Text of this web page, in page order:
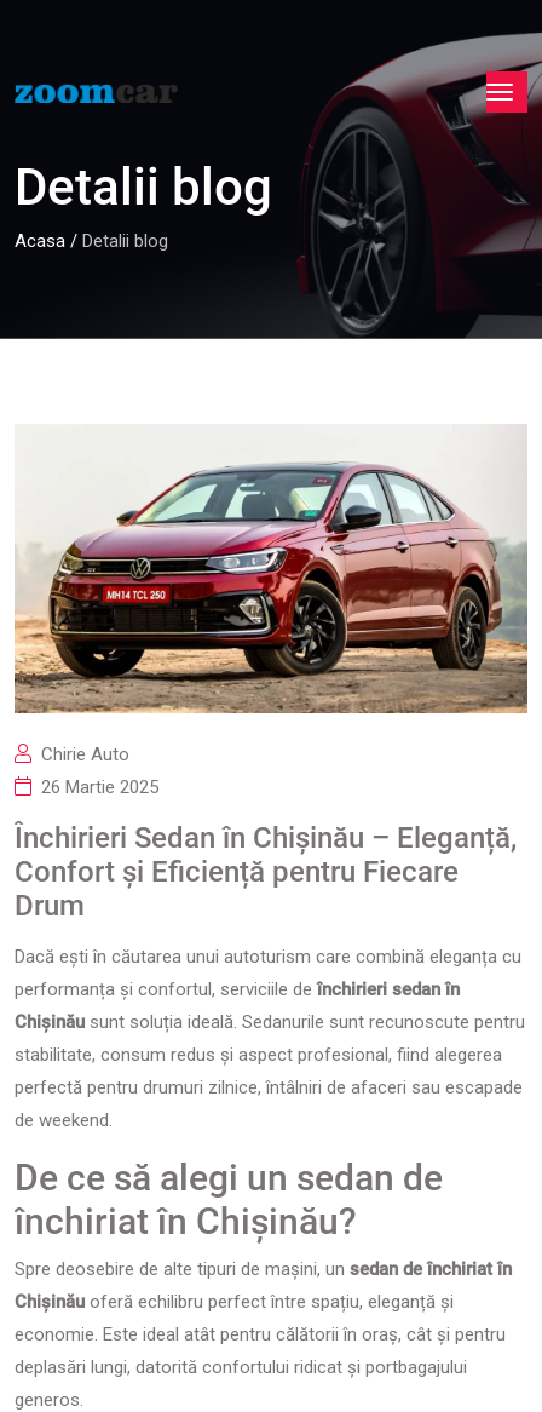
Detalii blog
Acasa / Detalii blog
Chirie Auto
26 Martie 2025
Închirieri Sedan în Chișinău – Eleganță,
Confort și Eficiență pentru Fiecare
Drum
Dacă ești în căutarea unui autoturism care combină eleganța cu
performanța și confortul, serviciile deînchirieri sedan în
Chișinău sunt soluția ideală. Sedanurile sunt recunoscute pentru
stabilitate, consum redus și aspect profesional, fiind alegerea
perfectă pentru drumuri zilnice, întâlniri de afaceri sau escapade
de weekend.
De ce să alegi un sedan de
închiriat în Chișinău?
Spre deosebire de alte tipuri de mașini, un sedan de închiriat în
Chișinău oferă echilibru perfect între spațiu, eleganță și
economie. Este ideal atât pentru călătorii în oraș, cât și pentru
deplasări lungi, datorită confortului ridicat și portbagajului
generos.